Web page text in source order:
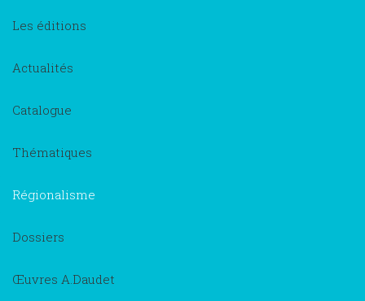
Les éditions
Actualités
Catalogue
Thématiques
Régionalisme
Dossiers
Œuvres A.Daudet